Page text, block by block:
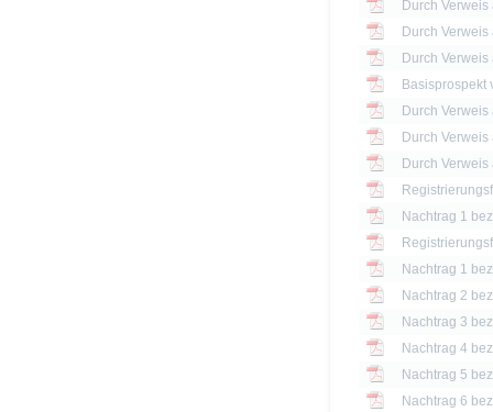
Basisprospekt
Nachtrag 1
Nachtrag 1
Nachtrag 2
Nachtrag 3
Nachtrag 4
Nachtrag 5
Nachtrag 6